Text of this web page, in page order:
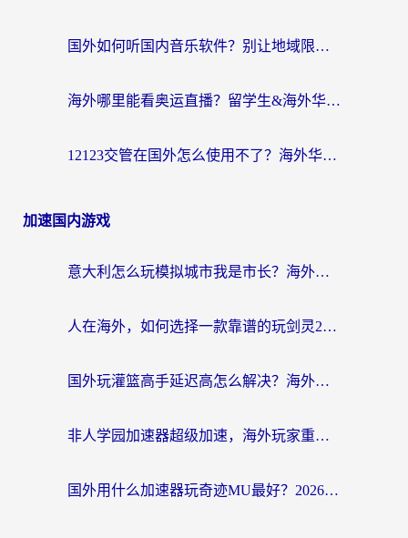
国外如何听国内音乐软件？别让地域限制，断了你的中文歌单
海外哪里能看奥运直播？留学生&海外华人必看的体育赛事观赛终极指南
12123交管在国外怎么使用不了？海外华人必看的无缝访问国内资源指南
加速国内游戏
意大利怎么玩模拟城市我是市长？海外党国服游戏加速终极攻略（附三国3量子特攻解决办法）
人在海外，如何选择一款靠谱的玩剑灵2加速器？
国外玩灌篮高手延迟高怎么解决？海外玩家国服游戏加速终极指南
非人学园加速器超级加速，海外玩家重返国服的通行证
国外用什么加速器玩奇迹MU最好？2026海外玩家国服游戏加速全攻略